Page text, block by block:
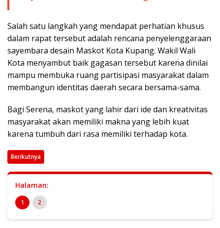
Salah satu langkah yang mendapat perhatian khusus
dalam rapat tersebut adalah rencana penyelenggaraan
sayembara desain Maskot Kota Kupang. Wakil Wali
Kota menyambut baik gagasan tersebut karena dinilai
mampu membuka ruang partisipasi masyarakat dalam
membangun identitas daerah secara bersama-sama.
Bagi Serena, maskot yang lahir dari ide dan kreativitas
masyarakat akan memiliki makna yang lebih kuat
karena tumbuh dari rasa memiliki terhadap kota.
Berikutnya
Halaman:
1 2